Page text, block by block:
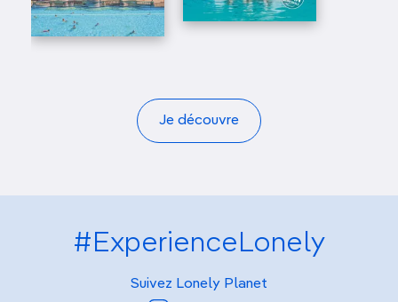
Je découvre
#ExperienceLonely
Suivez Lonely Planet